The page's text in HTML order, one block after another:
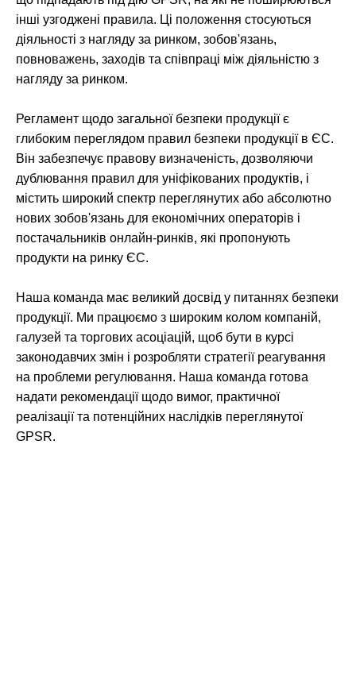
інші узгоджені правила. Ці положення стосуються
діяльності з нагляду за ринком, зобов'язань,
повноважень, заходів та співпраці між діяльністю з
нагляду за ринком.
Регламент щодо загальної безпеки продукції є
глибоким переглядом правил безпеки продукції в ЄС.
Він забезпечує правову визначеність, дозволяючи
дублювання правил для уніфікованих продуктів, і
містить широкий спектр переглянутих або абсолютно
нових зобов'язань для економічних операторів і
постачальників онлайн-ринків, які пропонують
продукти на ринку ЄС.
Наша команда має великий досвід у питаннях безпеки
продукції. Ми працюємо з широким колом компаній,
галузей та торгових асоціацій, щоб бути в курсі
законодавчих змін і розробляти стратегії реагування
на проблеми регулювання. Наша команда готова
надати рекомендації щодо вимог, практичної
реалізації та потенційних наслідків переглянутої
GPSR.